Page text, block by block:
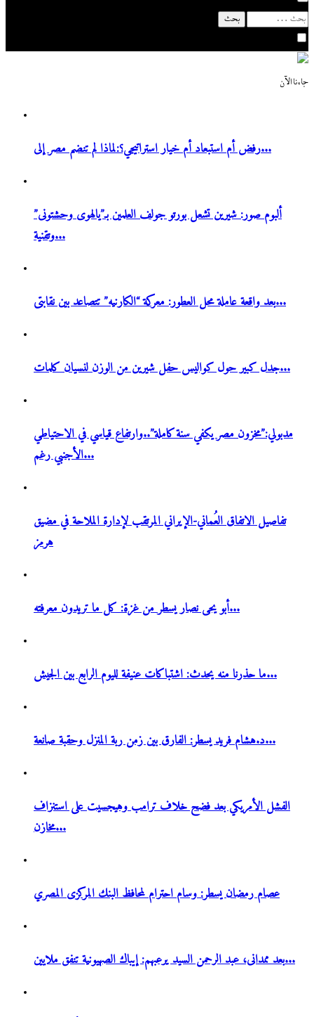
البحث
عن:
جاءنا الآن
رفض أم استبعاد أم خيار استراتيجي؟:لماذا لم تنضم مصر إلى...
ألبوم صور: شيرين تشعل بورتو جولف العلمين بـ”يالهوى وحشتونى”
وتقنية...
بعد واقعة عاملة محل العطور: معركة “الكارنيه” تتصاعد بين نقابتى...
جدل كبير حول كواليس حفل شيرين من الوزن لنسيان كلمات...
مدبولي:”مخزون مصر يكفي سنة كاملة”..وارتفاع قياسي في الاحتياطي
الأجنبي رغم...
تفاصيل الاتفاق العُماني-الإيراني المرتقب لإدارة الملاحة في مضيق
هرمز
أبو يحى نصار يسطر من غزة: كل ما تريدون معرفته...
ما حذرنا منه يحدث: اشتباكات عنيفة لليوم الرابع بين الجيش...
د.هشام فريد يسطر: الفارق بين زمن ربة المنزل وحقبة صانعة...
الفشل الأمريكي بعد فضح خلاف ترامب وهيجسيت على استنزاف
مخازن...
عصام رمضان يسطر: وسام احترام لمحافظ البنك المركزى المصري
بعد ممدانى، عبد الرحمن السيد يرعبهم: إيباك الصهيونية تنفق ملايين...